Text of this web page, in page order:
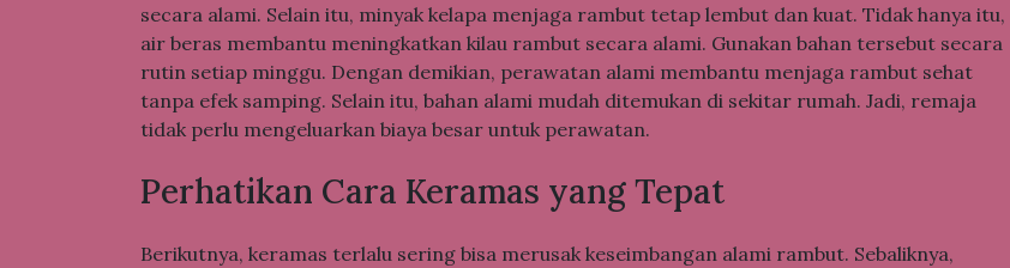
secara alami. Selain itu, minyak kelapa menjaga rambut tetap lembut dan kuat. Tidak hanya itu,
air beras membantu meningkatkan kilau rambut secara alami. Gunakan bahan tersebut secara
rutin setiap minggu. Dengan demikian, perawatan alami membantu menjaga rambut sehat
tanpa efek samping. Selain itu, bahan alami mudah ditemukan di sekitar rumah. Jadi, remaja
tidak perlu mengeluarkan biaya besar untuk perawatan.
Perhatikan Cara Keramas yang Tepat
Berikutnya, keramas terlalu sering bisa merusak keseimbangan alami rambut. Sebaliknya,